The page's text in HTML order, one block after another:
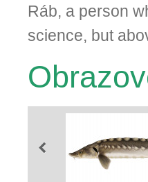
Ráb, a person
science, but